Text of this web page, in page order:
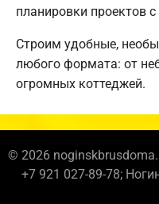
планировки проектов
Строим удобные,
любого формата: от
огромных коттеджей.
© 2026
+7 921 027-89-78;